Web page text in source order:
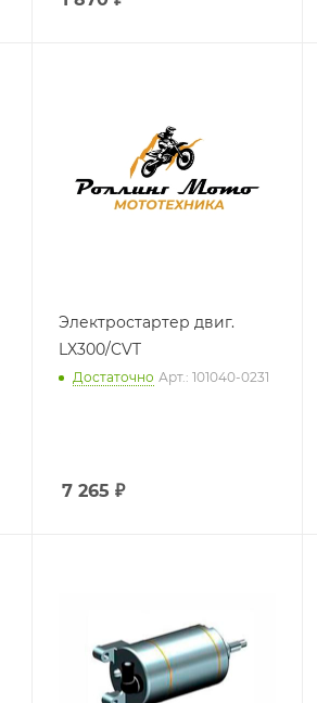
Электростартер двиг.
LX300/CVT
Достаточно Арт.: 101040-0231
7 265 ₽